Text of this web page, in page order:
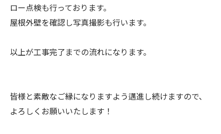
ロー点検も行っております。
屋根外壁を確認し写真撮影も行います。
以上が工事完了までの流れになります。
皆様と素敵なご縁になりますよう邁進し続けますので、
よろしくお願いいたします！